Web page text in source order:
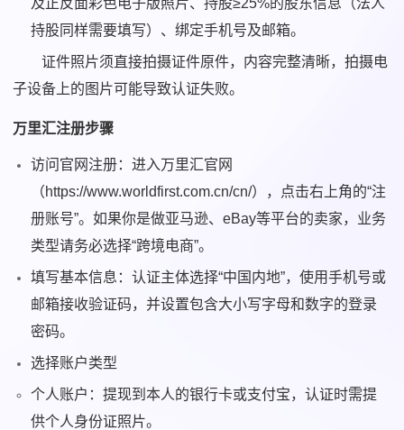
及正反面彩色电子版照片、持股≥25%的股东信息（法人
持股同样需要填写）、绑定手机号及邮箱。
证件照片须直接拍摄证件原件，内容完整清晰，拍摄电
子设备上的图片可能导致认证失败。
万里汇注册步骤
访问官网注册：进入万里汇官网
（https://www.worldfirst.com.cn/cn/），点击右上角的“注
册账号”。如果你是做亚马逊、eBay等平台的卖家，业务
类型请务必选择“跨境电商”。
填写基本信息：认证主体选择“中国内地”，使用手机号或
邮箱接收验证码，并设置包含大小写字母和数字的登录
密码。
选择账户类型
个人账户：提现到本人的银行卡或支付宝，认证时需提
供个人身份证照片。